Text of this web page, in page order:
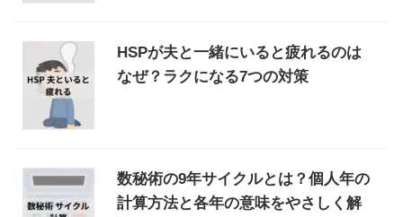
HSPが夫と一緒にいると疲れるのは
なぜ？ラクになる7つの対策
数秘術の9年サイクルとは？個人年の
計算方法と各年の意味をやさしく解